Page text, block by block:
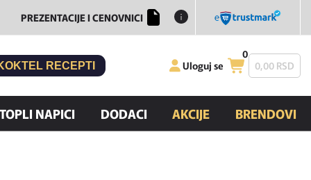
PREZENTACIJE I CENOVNICI
RECEPTI Uloguj se
0
0,00 RSD
TOPLI NAPICI DODACI AKCIJE BRENDOVI